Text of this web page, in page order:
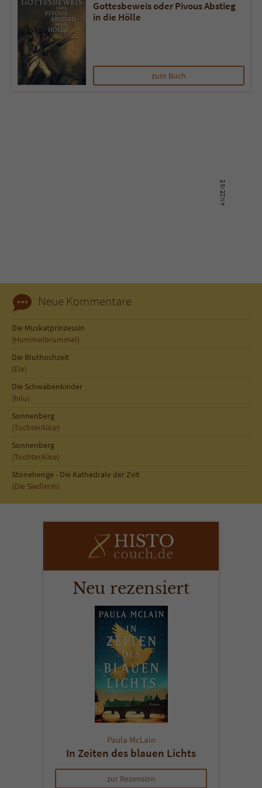
Gottesbeweis oder Pivous Abstieg
in die Hölle
zum Buch
Neue Kommentare
Die Muskatprinzessin
(Hummelbrummel)
Die Bluthochzeit
(Ele)
Die Schwabenkinder
(hilu)
Sonnenberg
(TochterAlice)
Sonnenberg
(TochterAlice)
Stonehenge - Die Kathedrale der Zeit
(Die Siedlerin)
Neu rezensiert
Paula McLain
In Zeiten des blauen Lichts
zur Rezension
Name
Anbieter
Laufzeit